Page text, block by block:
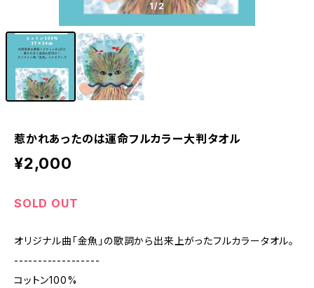
1/2
惹かれあったのは運命フルカラー大判タオル
¥2,000
SOLD OUT
オリジナル曲「金魚」の歌詞から出来上がったフルカラータオル。
------------------
コットン100%